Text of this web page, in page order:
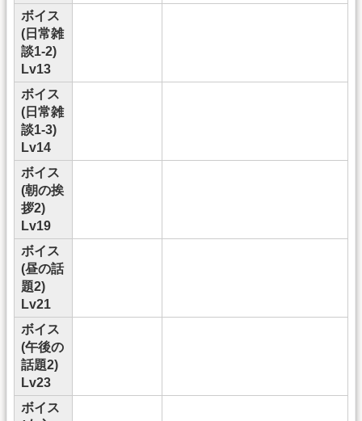
ボイス
(日常雑
談1-2)
Lv13
ボイス
(日常雑
談1-3)
Lv14
ボイス
(朝の挨
拶2)
Lv19
ボイス
(昼の話
題2)
Lv21
ボイス
(午後の
話題2)
Lv23
ボイス